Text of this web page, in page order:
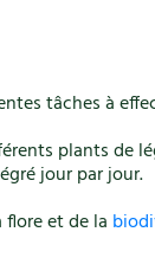
tâches à
plants de
jour par jour.
et de la